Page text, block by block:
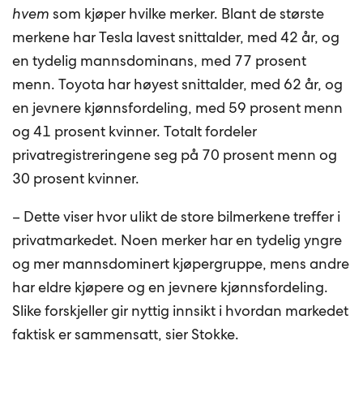
hvem som kjøper hvilke merker. Blant de største
merkene har Tesla lavest snittalder, med 42 år, og
en tydelig mannsdominans, med 77 prosent
menn. Toyota har høyest snittalder, med 62 år, og
en jevnere kjønnsfordeling, med 59 prosent menn
og 41 prosent kvinner. Totalt fordeler
privatregistreringene seg på 70 prosent menn og
30 prosent kvinner.
– Dette viser hvor ulikt de store bilmerkene treffer i
privatmarkedet. Noen merker har en tydelig yngre
og mer mannsdominert kjøpergruppe, mens andre
har eldre kjøpere og en jevnere kjønnsfordeling.
Slike forskjeller gir nyttig innsikt i hvordan markedet
faktisk er sammensatt, sier Stokke.